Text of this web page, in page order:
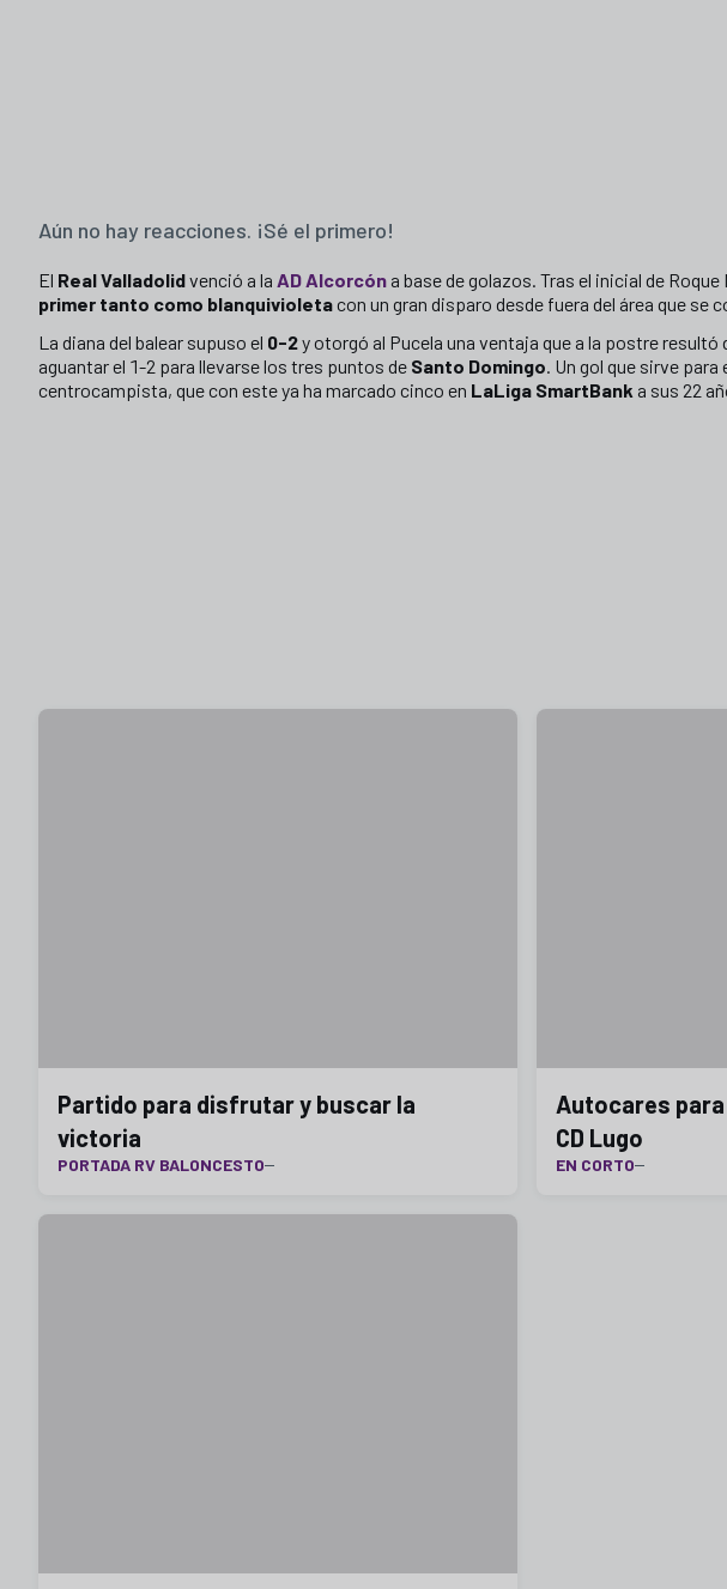
Aún no hay reacciones. ¡Sé el primero!
El Real Valladolidvenció a la AD Alcorcón a base de golazos. Tras el inicial de Roque
primer tanto como blanquivioletacon un gran disparo desde fuera del área que se
La diana del balear supuso el 0-2y otorgó al Pucela una ventaja que a la postre
aguantar el 1-2 para llevarse los tres puntos de Santo Domingo. Un gol que sirve
centrocampista, que con este ya ha marcado cinco en LaLiga SmartBank a sus 22
Partido para disfrutar y buscar la
victoria
PORTADA RV BALONCESTO
Autocares
CD Lugo
EN CORTO